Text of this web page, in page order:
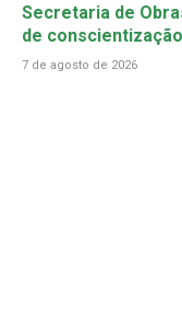
Secretaria de
de
7 de agosto de 2026